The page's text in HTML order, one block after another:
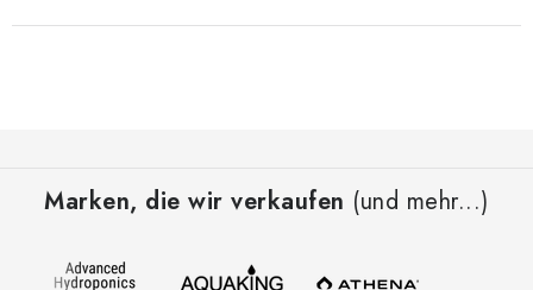
Marken, die wir verkaufen (und mehr...)